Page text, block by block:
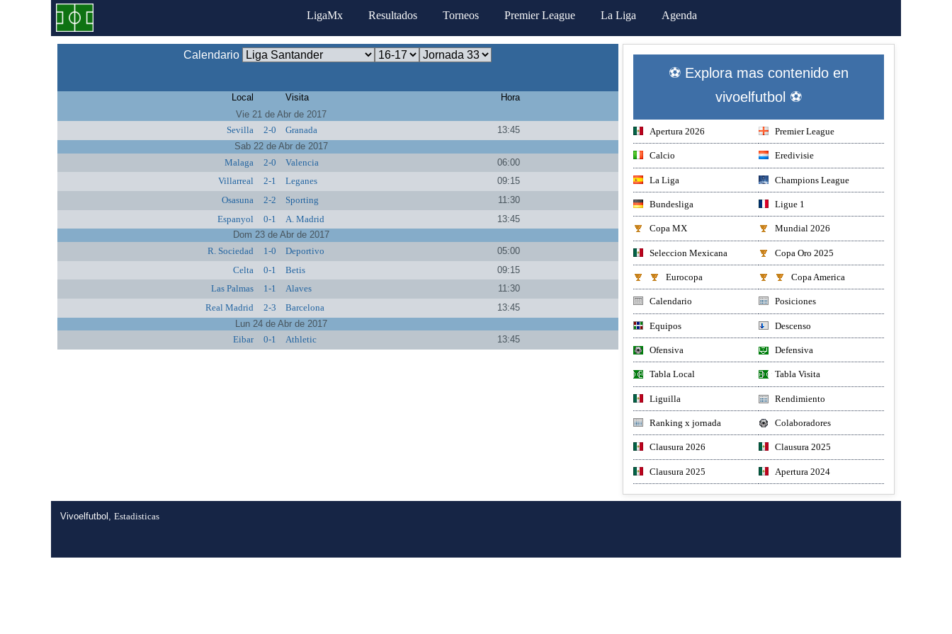
LigaMx Resultados Torneos Premier League La Liga Agenda
Calendario
Local Visita
Hora
Vie 21 de Abr de 2017
Sevilla
2-0 Granada
13:45
Sab 22 de Abr de 2017
Malaga
2-0 Valencia
06:00
Villarreal
2-1 Leganes
09:15
Osasuna
2-2 Sporting
11:30
Espanyol
0-1 A. Madrid
13:45
Dom 23 de Abr de 2017
R. Sociedad
1-0 Deportivo
05:00
Celta
0-1 Betis
09:15
Las Palmas
1-1 Alaves
11:30
Real Madrid
2-3 Barcelona
13:45
Lun 24 de Abr de 2017
Eibar
0-1 Athletic 13:45
⚽ Explora mas contenido en
vivoelfutbol ⚽
Apertura 2026 Premier League
Calcio Eredivisie
La Liga Champions League
Bundesliga Ligue 1
Copa MX Mundial 2026
Seleccion Mexicana Copa Oro 2025
Eurocopa Copa America
Calendario Posiciones
Equipos Descenso
Ofensiva Defensiva
Tabla Local Tabla Visita
Liguilla Rendimiento
Ranking x jornada Colaboradores
Clausura 2026 Clausura 2025
Clausura 2025 Apertura 2024
Vivoelfutbol,Estadisticas